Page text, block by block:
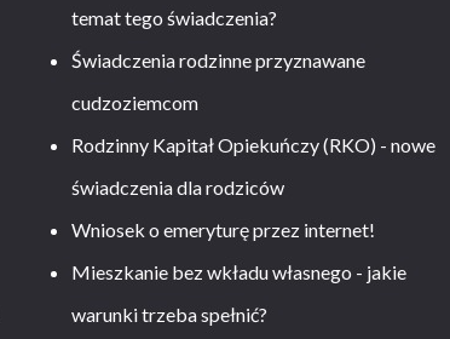
temat tego świadczenia?
Świadczenia rodzinne przyznawane
cudzoziemcom
Rodzinny Kapitał Opiekuńczy (RKO) - nowe
świadczenia dla rodziców
Wniosek o emeryturę przez internet!
Mieszkanie bez wkładu własnego - jakie
warunki trzeba spełnić?